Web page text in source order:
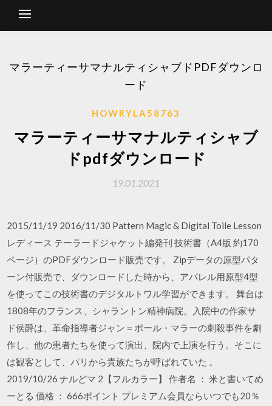
マラーティーサマナルティシャブドPDFダウンロ
ード
HOWRYLA58763
マラーティーサマナルティシャブ
ドpdfダウンロード
19.01.2021
2015/11/19 2016/11/30 Pattern Magic & Digital Toile Lesson
レディース テーラードジャケット編発刊 技術書（A4版 約170
ページ）のPDFダウンロード販売です。 Zipデータの原型パタ
ーン付販売で、ダウンロードした時から、アパレル用原型4型
を使ってこの技術書のデジタルトワル学習ができます。 舞台は
1808年のフランス、シャラントン精神病院。入院中の作家サ
ド侯爵は、革命指導者ジャン＝ポール・マラーの刺殺事件を劇
作し、他の患者たちを使って演出、院内で上演を行う。そこに
は観客として、パリから貴族たちが呼ばれていた 。
2019/10/26 ナルどマ 2【フルカラー】 作者名 ： 米と書いてめ
ーとる 価格 ： 666ポイント プレミアム会員ならいつでも20％